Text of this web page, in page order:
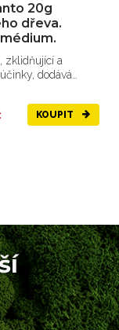
20g
dřeva.
zklidňující a
dodává
KOUPIT